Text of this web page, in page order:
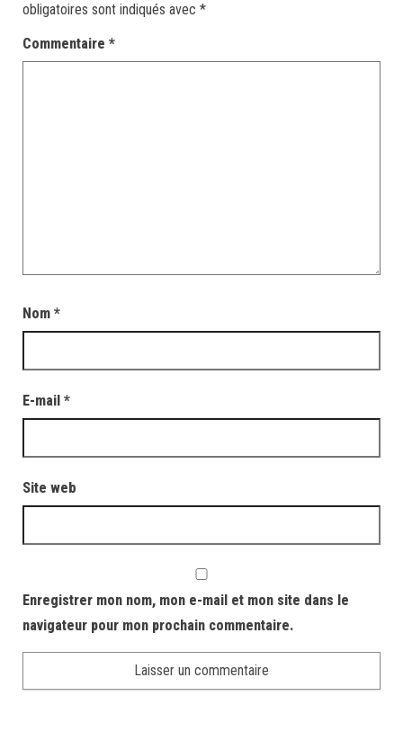
obligatoires sont indiqués avec *
Commentaire *
Nom *
E-mail *
Site web
Enregistrer mon nom, mon e-mail et mon site dans le
navigateur pour mon prochain commentaire.